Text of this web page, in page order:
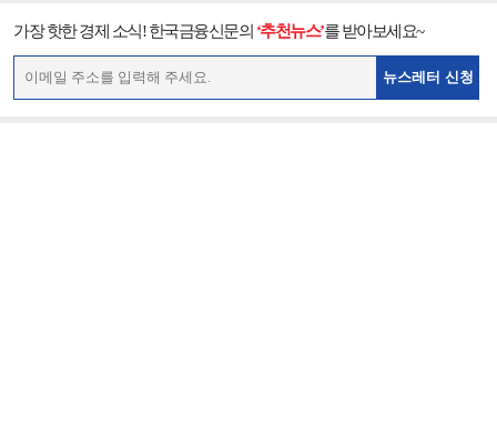
가장 핫한 경제 소식! 한국금융신문의 ‘추천뉴스’를 받아보세요~
뉴스레터 신청